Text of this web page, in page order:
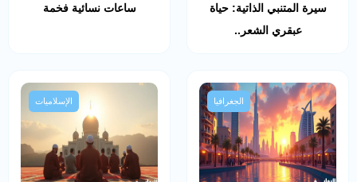
سيرة المتنبي الذاتية: حياة
عبقري الشعر..
ساعات نسائية فخمة
الجغرافيا الإسلاميات